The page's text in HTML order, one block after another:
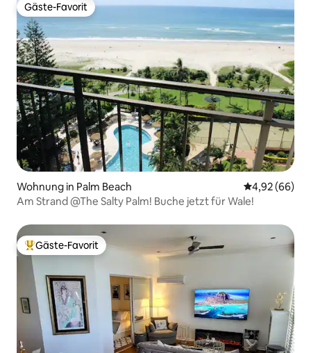
Gäste-Favorit
Gäste-Favorit
Wohnung in Palm Beach
4,92 (66)
Am Strand @The Salty Palm! Buche jetzt für Wale!
Beliebter Gäste-Favorit.
Gäste-Favorit